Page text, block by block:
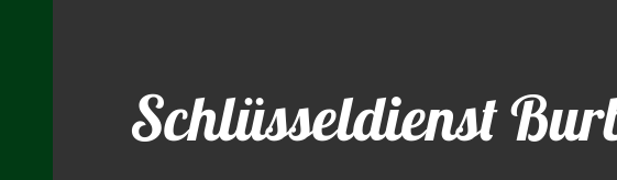
Schlüsseldienst